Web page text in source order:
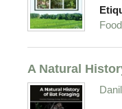
A Natural